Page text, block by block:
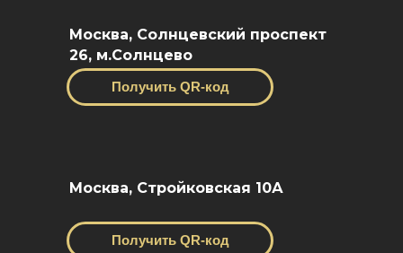
Москва, Солнцевский проспект
26, м.Солнцево
Получить QR-код
Москва, Стройковская 10А
Получить QR-код